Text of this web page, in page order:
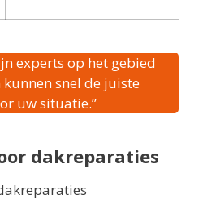
experts op het gebied
snel de juiste
uw situatie.”
dakreparaties